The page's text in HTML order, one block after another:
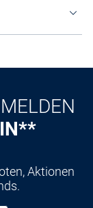
Aktionen